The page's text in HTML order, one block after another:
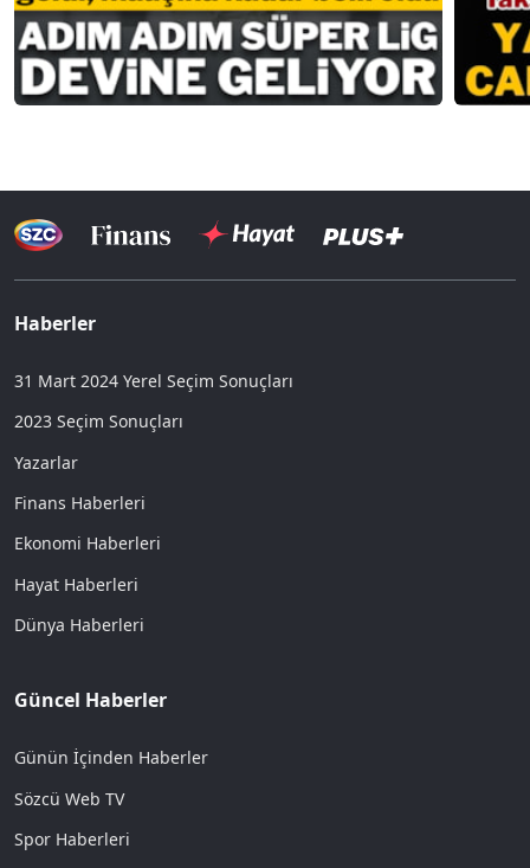
Haberler
31 Mart 2024 Yerel Seçim Sonuçları
2023 Seçim Sonuçları
Yazarlar
Finans Haberleri
Ekonomi Haberleri
Hayat Haberleri
Dünya Haberleri
Güncel Haberler
Günün İçinden Haberler
Sözcü Web TV
Spor Haberleri